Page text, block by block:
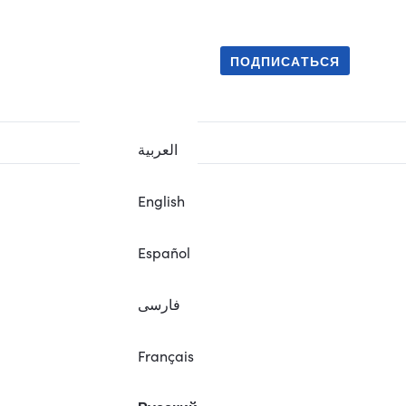
العربية
English
Español
فارسی
Français
ПОДПИСАТЬСЯ